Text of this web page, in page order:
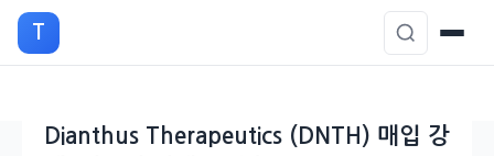
으
T
Dianthus Therapeutics (DNTH) 매입 강